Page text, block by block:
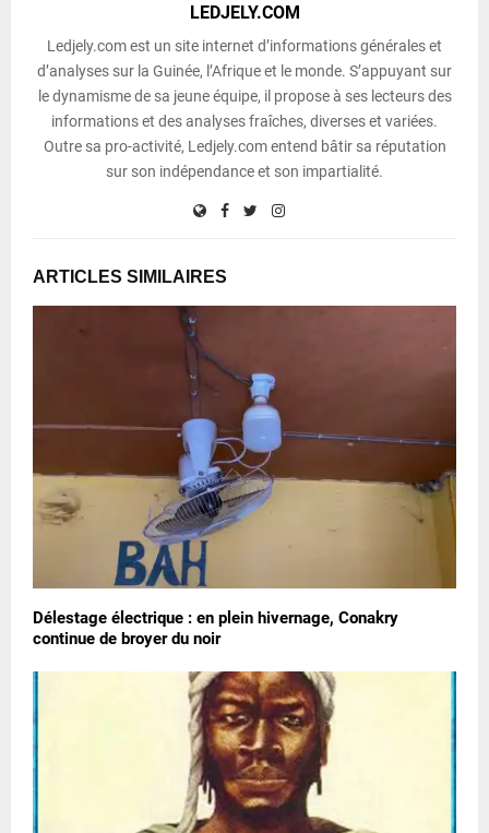
LEDJELY.COM
Ledjely.com est un site internet d’informations générales et
d’analyses sur la Guinée, l’Afrique et le monde. S’appuyant sur
le dynamisme de sa jeune équipe, il propose à ses lecteurs des
informations et des analyses fraîches, diverses et variées.
Outre sa pro-activité, Ledjely.com entend bâtir sa réputation
sur son indépendance et son impartialité.
ARTICLES SIMILAIRES
Délestage électrique : en plein hivernage, Conakry
continue de broyer du noir